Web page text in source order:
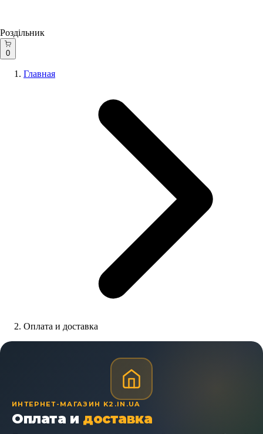
Роздільник
0
Главная
Оплата и доставка
ИНТЕРНЕТ-МАГАЗИН K2.IN.UA
Оплата и доставка